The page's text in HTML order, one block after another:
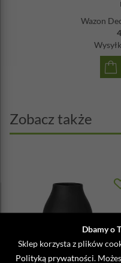
Dbamy o
Sklep korzysta z plików
Polityką prywatności .
Wazon
Zobacz także